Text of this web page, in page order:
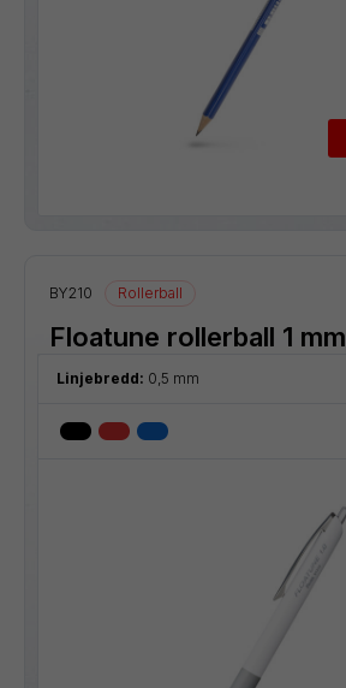
BY210 Rollerball
Floatune rollerball 1 mm
Linjebredd: 0,5 mm